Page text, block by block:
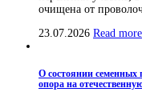
очищена от
23.07.2026 Read more
О состоянии семенных
опора на